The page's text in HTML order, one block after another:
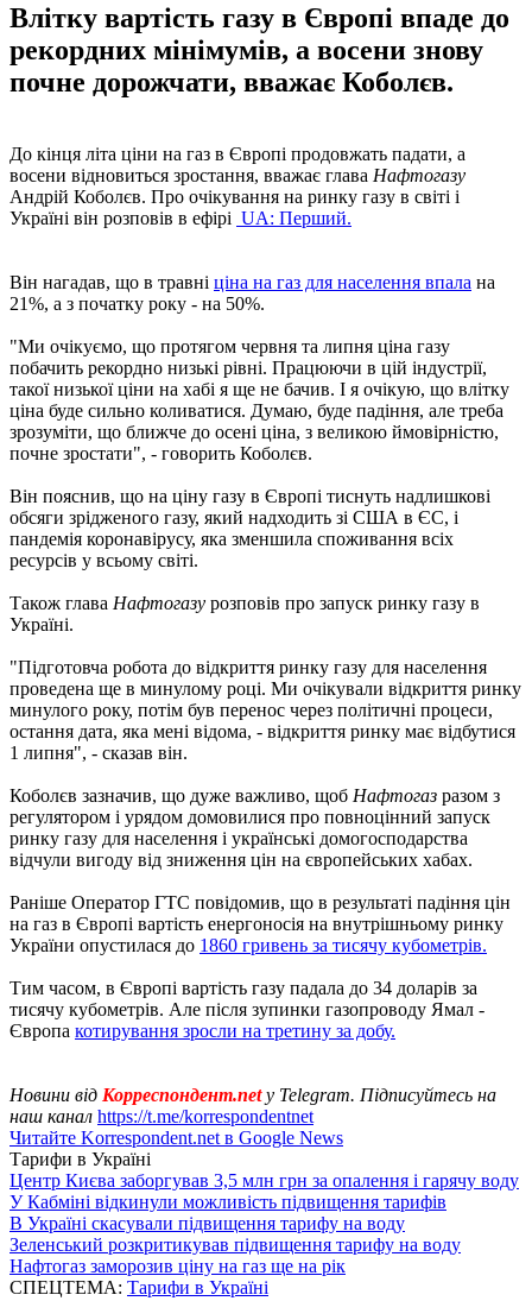
Влітку вартість газу в Європі впаде до
рекордних мінімумів, а восени знову
почне дорожчати, вважає Коболєв.
До кінця літа ціни на газ в Європі продовжать падати, а
восени відновиться зростання, вважає глава Нафтогазу
Андрій Коболєв. Про очікування на ринку газу в світі і
Україні він розповів в ефірі UA: Перший.
Він нагадав, що в травні ціна на газ для населення впала на
21%, а з початку року - на 50%.
"Ми очікуємо, що протягом червня та липня ціна газу
побачить рекордно низькі рівні. Працюючи в цій індустрії,
такої низької ціни на хабі я ще не бачив. І я очікую, що влітку
ціна буде сильно коливатися. Думаю, буде падіння, але треба
зрозуміти, що ближче до осені ціна, з великою ймовірністю,
почне зростати", - говорить Коболєв.
Він пояснив, що на ціну газу в Європі тиснуть надлишкові
обсяги зрідженого газу, який надходить зі США в ЄС, і
пандемія коронавірусу, яка зменшила споживання всіх
ресурсів у всьому світі.
Також глава Нафтогазу розповів про запуск ринку газу в
Україні.
"Підготовча робота до відкриття ринку газу для населення
проведена ще в минулому році. Ми очікували відкриття ринку
минулого року, потім був перенос через політичні процеси,
остання дата, яка мені відома, - відкриття ринку має відбутися
1 липня", - сказав він.
Коболєв зазначив, що дуже важливо, щоб Нафтогаз разом з
регулятором і урядом домовилися про повноцінний запуск
ринку газу для населення і українські домогосподарства
відчули вигоду від зниження цін на європейських хабах.
Раніше Оператор ГТС повідомив, що в результаті падіння цін
на газ в Європі вартість енергоносія на внутрішньому ринку
України опустилася до 1860 гривень за тисячу кубометрів.
Тим часом, в Європі вартість газу падала до 34 доларів за
тисячу кубометрів. Але після зупинки газопроводу Ямал -
Європа котирування зросли на третину за добу.
Новини від Корреспондент.net у Telegram. Підписуйтесь на
наш канал https://t.me/korrespondentnet
Читайте Korrespondent.net в Google News
Тарифи в Україні
Центр Києва заборгував 3,5 млн грн за опалення і гарячу воду
У Кабміні відкинули можливість підвищення тарифів
В Україні скасували підвищення тарифу на воду
Зеленський розкритикував підвищення тарифу на воду
Нафтогаз заморозив ціну на газ ще на рік
СПЕЦТЕМА: Тарифи в Україні